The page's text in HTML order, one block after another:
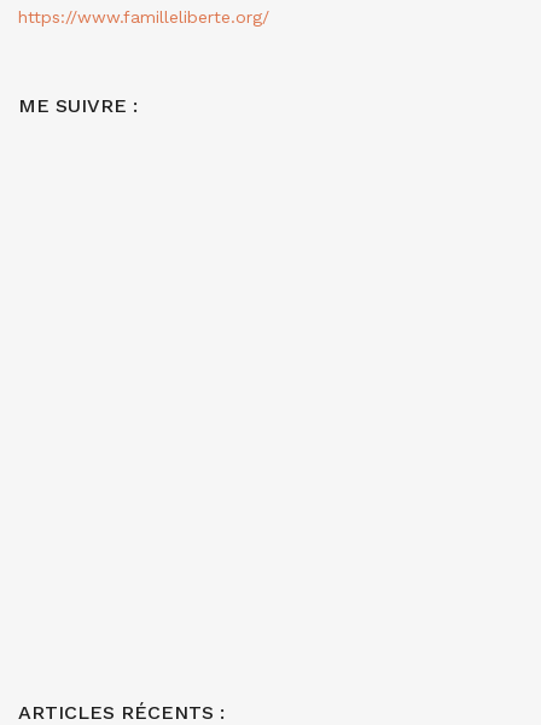
https://www.familleliberte.org/
ME SUIVRE :
ARTICLES RÉCENTS :